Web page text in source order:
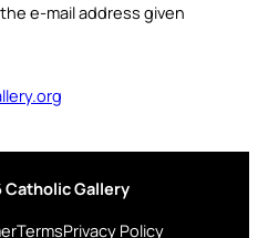
e-mail address given
Catholic Gallery
TermsPrivacy Policy